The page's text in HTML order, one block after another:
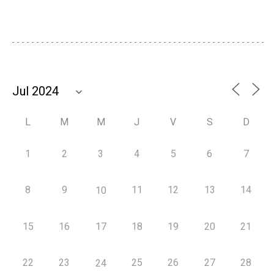
L M M J V S D
1 2 3 4 5 6 7
8 9 10 11 12 13 14
15 16 17 18 19 20 21
22 23 24 25 26 27 28